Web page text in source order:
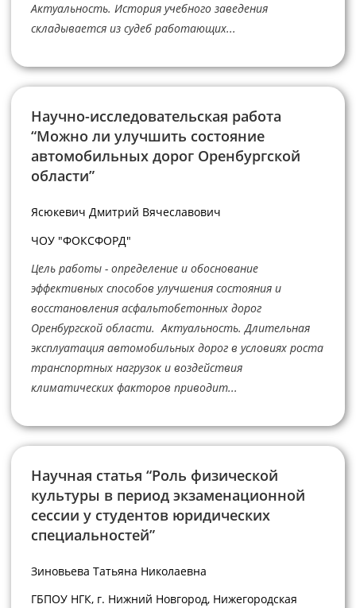
Актуальность. История учебного заведения
складывается из судеб работающих...
Научно-исследовательская работа
“Можно ли улучшить состояние
автомобильных дорог Оренбургской
области”
Ясюкевич Дмитрий Вячеславович
ЧОУ "ФОКСФОРД"
Цель работы - определение и обоснование
эффективных способов улучшения состояния и
восстановления асфальтобетонных дорог
Оренбургской области. Актуальность. Длительная
эксплуатация автомобильных дорог в условиях роста
транспортных нагрузок и воздействия
климатических факторов приводит...
Научная статья “Роль физической
культуры в период экзаменационной
сессии у студентов юридических
специальностей”
Зиновьева Татьяна Николаевна
ГБПОУ НГК, г. Нижний Новгород, Нижегородская